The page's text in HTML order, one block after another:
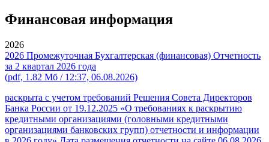
Финансовая информация
2026
2026 Промежуточная Бухгалтерская (финансовая) Отчетность
за 2 квартал 2026 года
(pdf, 1.82 Мб / 12:37, 06.08.2026)
раскрыта с учетом требований Решения Совета Директоров
Банка России от 19.12.2025 «О требованиях к раскрытию
кредитными организациями (головными кредитными
организациями банковских групп) отчетности и информации